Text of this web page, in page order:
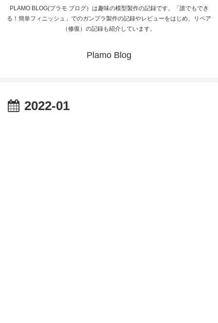
PLAMO BLOG(プラモ ブログ）は趣味の模型製作の記録です。「誰でもでき
る！簡単フィニッシュ」でのガンプラ製作の記録やレビューをはじめ、リペア
（修復）の記録も紹介しています。
Plamo Blog
2022-01